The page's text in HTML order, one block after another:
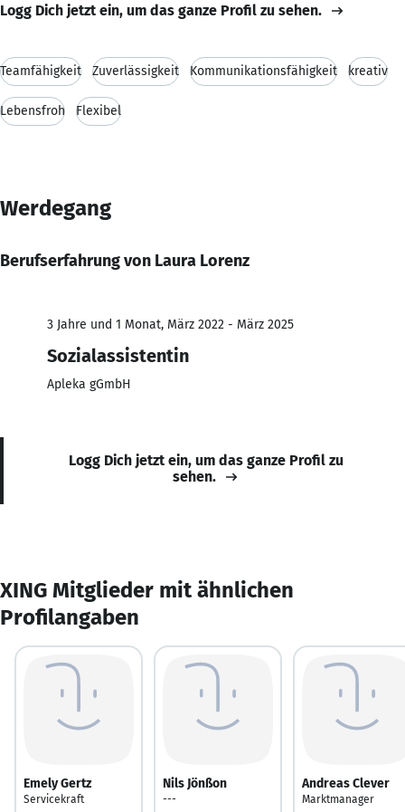
Logg Dich jetzt ein, um das ganze Profil zu sehen.
Teamfähigkeit Zuverlässigkeit Kommunikationsfähigkeit kreativ
Lebensfroh Flexibel
Werdegang
Berufserfahrung von Laura Lorenz
3 Jahre und 1 Monat, März 2022 - März 2025
Sozialassistentin
Apleka gGmbH
Logg Dich jetzt ein, um das ganze Profil zu
sehen.
XING Mitglieder mit ähnlichen
Profilangaben
Emely Gertz
Servicekraft
Nils Jönßon
---
Andreas Clever
Marktmanager